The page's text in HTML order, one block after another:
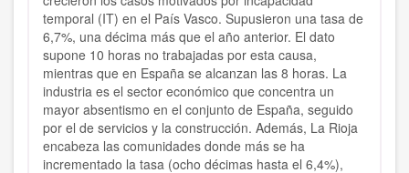
temporal (IT) en el País Vasco. Supusieron una tasa de
6,7%, una décima más que el año anterior. El dato
supone 10 horas no trabajadas por esta causa,
mientras que en España se alcanzan las 8 horas. La
industria es el sector económico que concentra un
mayor absentismo en el conjunto de España, seguido
por el de servicios y la construcción. Además, La Rioja
encabeza las comunidades donde más se ha
incrementado la tasa (ocho décimas hasta el 6,4%),